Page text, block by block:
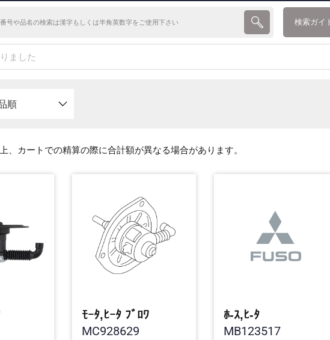
検索ガイ
ました
順
、カートでの精算の際に合計額が異なる場合があります。
ﾓｰﾀ,ﾋｰﾀ ﾌﾞﾛﾜ
MC928629
ﾎ-ｽ,ﾋ-ﾀ
MB123517